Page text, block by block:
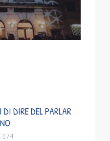
DI DIRE DEL PARLAR